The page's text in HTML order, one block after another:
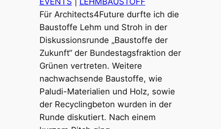
Für Architects4Future durfte ich die
Baustoffe Lehm und Stroh in der
Diskussionsrunde „Baustoffe der
Zukunft“ der Bundestagsfraktion der
Grünen vertreten. Weitere
nachwachsende Baustoffe, wie
Paludi-Materialien und Holz, sowie
der Recyclingbeton wurden in der
Runde diskutiert. Nach einem